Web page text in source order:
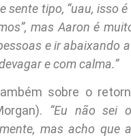
sente tipo, “uau, isso
mas Aaron é
e ir abaixando
e com calma.”
sobre o
“Eu não sei
mas acho que